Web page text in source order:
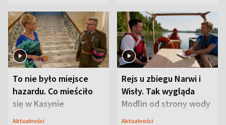
To nie było miejsce
hazardu. Co mieściło
się w Kasynie
Oficerskim?
Aktualności
Rejs u zbiegu Narwi i
Wisły. Tak wygląda
Modlin od strony wody
Aktualności